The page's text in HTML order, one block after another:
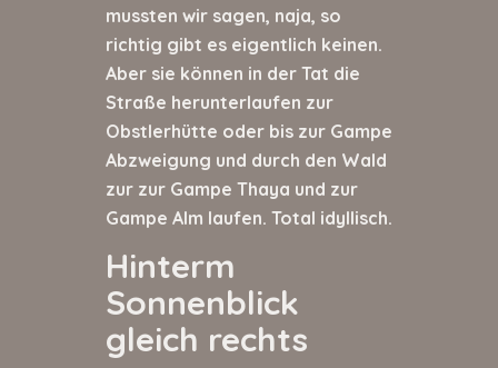
mussten wir sagen, naja, so
richtig gibt es eigentlich keinen.
Aber sie können in der Tat die
Straße herunterlaufen zur
Obstlerhütte oder bis zur Gampe
Abzweigung und durch den Wald
zur zur Gampe Thaya und zur
Gampe Alm laufen. Total idyllisch.
Hinterm
Sonnenblick
gleich rechts